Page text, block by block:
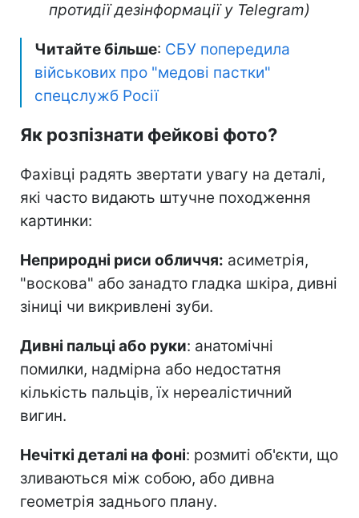
протидії дезінформації у Telegram)
Читайте більше: СБУ попередила
військових про "медові пастки"
спецслужб Росії
Як розпізнати фейкові фото?
Фахівці радять звертати увагу на деталі,
які часто видають штучне походження
картинки:
Неприродні риси обличчя: асиметрія,
"воскова" або занадто гладка шкіра, дивні
зіниці чи викривлені зуби.
Дивні пальці або руки: анатомічні
помилки, надмірна або недостатня
кількість пальців, їх нереалістичний
вигин.
Нечіткі деталі на фоні: розмиті об'єкти, що
зливаються між собою, або дивна
геометрія заднього плану.